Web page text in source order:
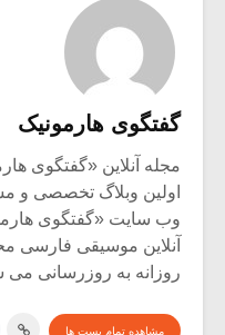
گفتگوی هارمونیک
اولین وبلاگ تخصصی و
وب سایت «گفتگوی
آنلاین موسیقی
روزانه به روزرسانی می
مشاهده تمام پست ها